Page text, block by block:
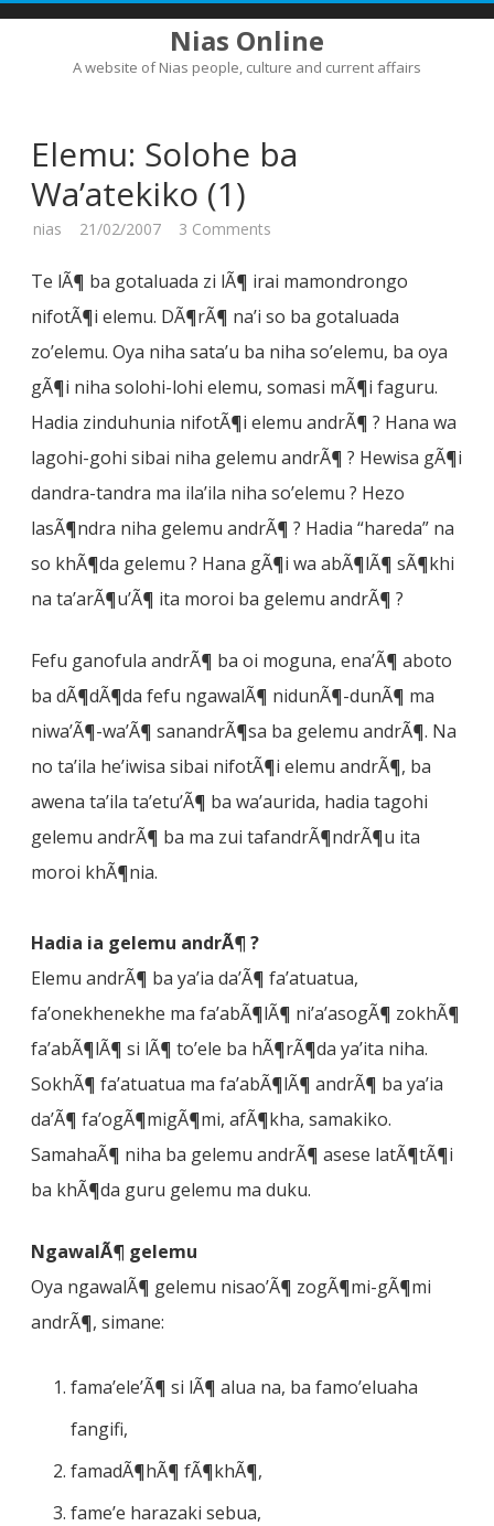
Nias Online
A website of Nias people, culture and current affairs
Elemu: Solohe ba
Wa’atekiko (1)
nias 21/02/2007 3 Comments
ba
Wa’atekiko
Te lÃ¶ ba gotaluada zi lÃ¶ irai mamondrongo
nifotÃ¶i elemu. DÃ¶rÃ¶ na’i so ba gotaluada
zo’elemu. Oya niha sata’u ba niha so’elemu, ba oya
gÃ¶i niha solohi-lohi elemu, somasi mÃ¶i faguru.
Hadia zinduhunia nifotÃ¶i elemu andrÃ¶ ? Hana wa
lagohi-gohi sibai niha gelemu andrÃ¶ ? Hewisa gÃ¶i
dandra-tandra ma ila’ila niha so’elemu ? Hezo
lasÃ¶ndra niha gelemu andrÃ¶ ? Hadia “hareda” na
so khÃ¶da gelemu ? Hana gÃ¶i wa abÃ¶lÃ¶ sÃ¶khi
na ta’arÃ¶u’Ã¶ ita moroi ba gelemu andrÃ¶ ?
Fefu ganofula andrÃ¶ ba oi moguna, ena’Ã¶ aboto
ba dÃ¶dÃ¶da fefu ngawalÃ¶ nidunÃ¶-dunÃ¶ ma
niwa’Ã¶-wa’Ã¶ sanandrÃ¶sa ba gelemu andrÃ¶. Na
no ta’ila he’iwisa sibai nifotÃ¶i elemu andrÃ¶, ba
awena ta’ila ta’etu’Ã¶ ba wa’aurida, hadia tagohi
gelemu andrÃ¶ ba ma zui tafandrÃ¶ndrÃ¶u ita
moroi khÃ¶nia.
Hadia ia gelemu andrÃ¶ ?
Elemu andrÃ¶ ba ya’ia da’Ã¶ fa’atuatua,
fa’onekhenekhe ma fa’abÃ¶lÃ¶ ni’a’asogÃ¶ zokhÃ¶
fa’abÃ¶lÃ¶ si lÃ¶ to’ele ba hÃ¶rÃ¶da ya’ita niha.
SokhÃ¶ fa’atuatua ma fa’abÃ¶lÃ¶ andrÃ¶ ba ya’ia
da’Ã¶ fa’ogÃ¶migÃ¶mi, afÃ¶kha, samakiko.
SamahaÃ¶ niha ba gelemu andrÃ¶ asese latÃ¶tÃ¶i
ba khÃ¶da guru gelemu ma duku.
NgawalÃ¶ gelemu
Oya ngawalÃ¶ gelemu nisao’Ã¶ zogÃ¶mi-gÃ¶mi
andrÃ¶, simane:
fama’ele’Ã¶ si lÃ¶ alua na, ba famo’eluaha
fangifi,
famadÃ¶hÃ¶ fÃ¶khÃ¶,
fame’e harazaki sebua,